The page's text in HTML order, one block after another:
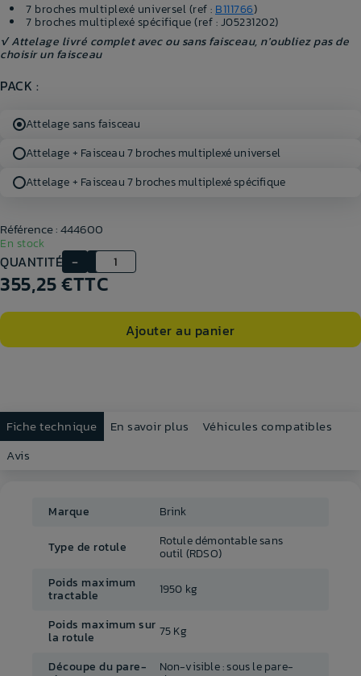
7 broches multiplexé universel (ref : B111766)
7 broches multiplexé spécifique (ref : J05231202)
√ Attelage livré complet avec ou sans faisceau, n'oubliez pas de
choisir un faisceau
PACK :
Attelage sans faisceau
Attelage + Faisceau 7 broches multiplexé universel
Attelage + Faisceau 7 broches multiplexé spécifique
QUANTITÉ
En stock
Référence : 444600
355,25 €TTC
Ajouter au panier
Fiche technique En savoir plus
Véhicules compatibles
Avis
Marque Brink
Type de rotule Rotule démontable sans
outil (RDSO)
Poids maximum
tractable 1950 kg
Poids maximum sur
la rotule 75 Kg
Découpe du pare- Non-visible : sous le pare-